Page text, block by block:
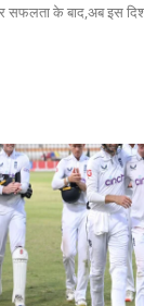
सफलता के बाद,अब इस